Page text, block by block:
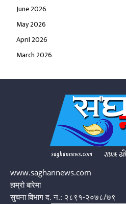
June 2026
May 2026
April 2026
March 2026
www.saghannews.com
हाम्रो बारेमा
सुचना विभाग द. न.: २८९१-२०७८/७९